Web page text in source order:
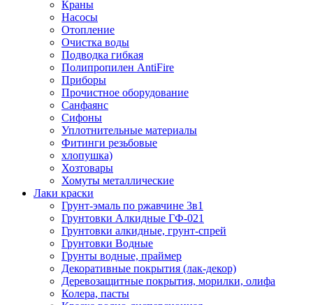
Краны
Насосы
Отопление
Очистка воды
Подводка гибкая
Полипропилен AntiFire
Приборы
Прочистное оборудование
Санфаянс
Сифоны
Уплотнительные материалы
Фитинги резьбовые
хлопушка)
Хозтовары
Хомуты металлические
Лаки краски
Грунт-эмаль по ржавчине 3в1
Грунтовки Алкидные ГФ-021
Грунтовки алкидные, грунт-спрей
Грунтовки Водные
Грунты водные, праймер
Декоративные покрытия (лак-декор)
Деревозащитные покрытия, морилки, олифа
Колера, пасты